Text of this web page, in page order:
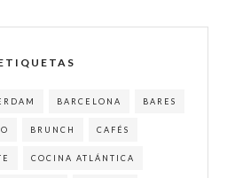
BARCELONA BARES
BRUNCH CAFÉS
COCINA ATLÁNTICA